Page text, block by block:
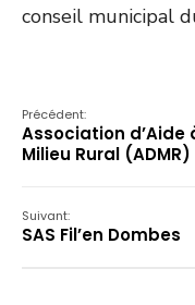
conseil municipal
Précédent:
Association d’Aide
Milieu Rural (ADMR)
Suivant:
SAS Fil’en Dombes